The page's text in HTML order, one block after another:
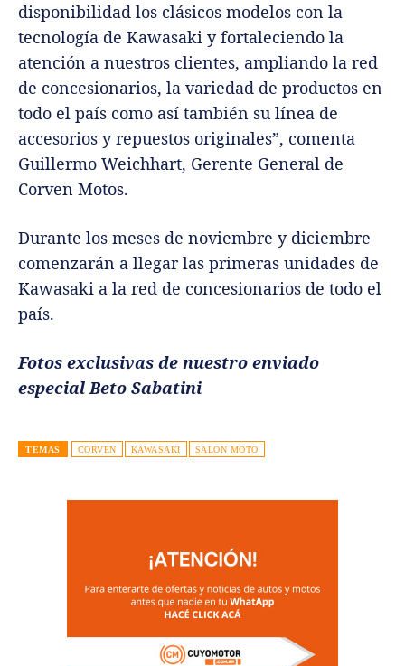
disponibilidad los clásicos modelos con la
tecnología de Kawasaki y fortaleciendo la
atención a nuestros clientes, ampliando la red
de concesionarios, la variedad de productos en
todo el país como así también su línea de
accesorios y repuestos originales”, comenta
Guillermo Weichhart, Gerente General de
Corven Motos.
Durante los meses de noviembre y diciembre
comenzarán a llegar las primeras unidades de
Kawasaki a la red de concesionarios de todo el
país.
Fotos exclusivas de nuestro enviado
especial Beto Sabatini
TEMAS CORVEN KAWASAKI SALON MOTO